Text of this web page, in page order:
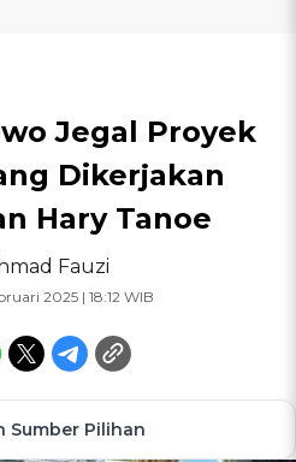
Jegal Proyek
Dikerjakan
Hary Tanoe
Fauzi
2025 | 18:12 WIB
Sumber Pilihan